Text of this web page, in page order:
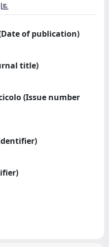
of publication)
title)
(Issue number